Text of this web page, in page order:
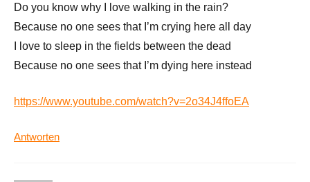
Do you know why I love walking in the rain?
Because no one sees that I’m crying here all day
I love to sleep in the fields between the dead
Because no one sees that I’m dying here instead
https://www.youtube.com/watch?v=2o34J4ffoEA
Antworten